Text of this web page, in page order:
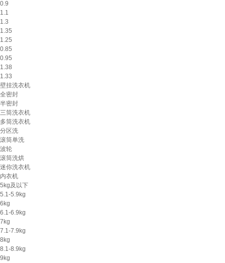
0.9
1.1
1.3
1.35
1.25
0.85
0.95
1.38
1.33
壁挂洗衣机
全密封
半密封
三筒洗衣机
多筒洗衣机
分区洗
滚筒单洗
波轮
滚筒洗烘
迷你洗衣机
内衣机
5kg及以下
5.1-5.9kg
6kg
6.1-6.9kg
7kg
7.1-7.9kg
8kg
8.1-8.9kg
9kg